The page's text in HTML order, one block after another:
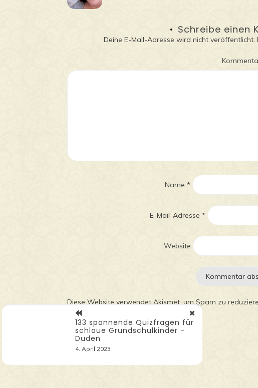
Schreibe einen
Deine E-Mail-Adresse wird nicht veröffentlicht.
Name *
E-Mail-Adresse *
Website
Diese Website verwendet Akismet, um Spam zu
verarbeitet werden.
133 spannende Quizfragen für
schlaue Grundschulkinder -
Duden
4. April 2023